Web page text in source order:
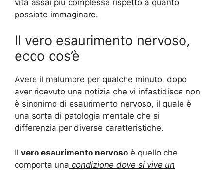
vita assai più complessa rispetto a quanto
possiate immaginare.
Il vero esaurimento nervoso,
ecco cos’è
Avere il malumore per qualche minuto, dopo
aver ricevuto una notizia che vi infastidisce non
è sinonimo di esaurimento nervoso, il quale è
una sorta di patologia mentale che si
differenzia per diverse caratteristiche.
Il vero esaurimento nervoso è quello che
comporta una condizione dove si vive un